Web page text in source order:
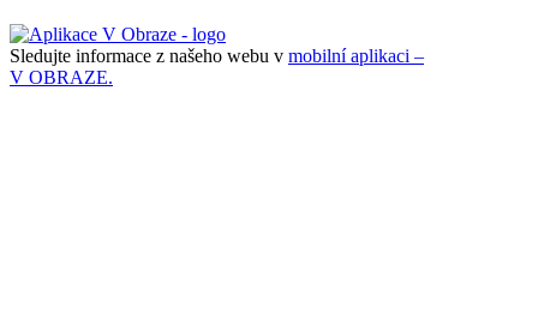
Sledujte informace z našeho webu v mobilní aplikaci –
V OBRAZE.